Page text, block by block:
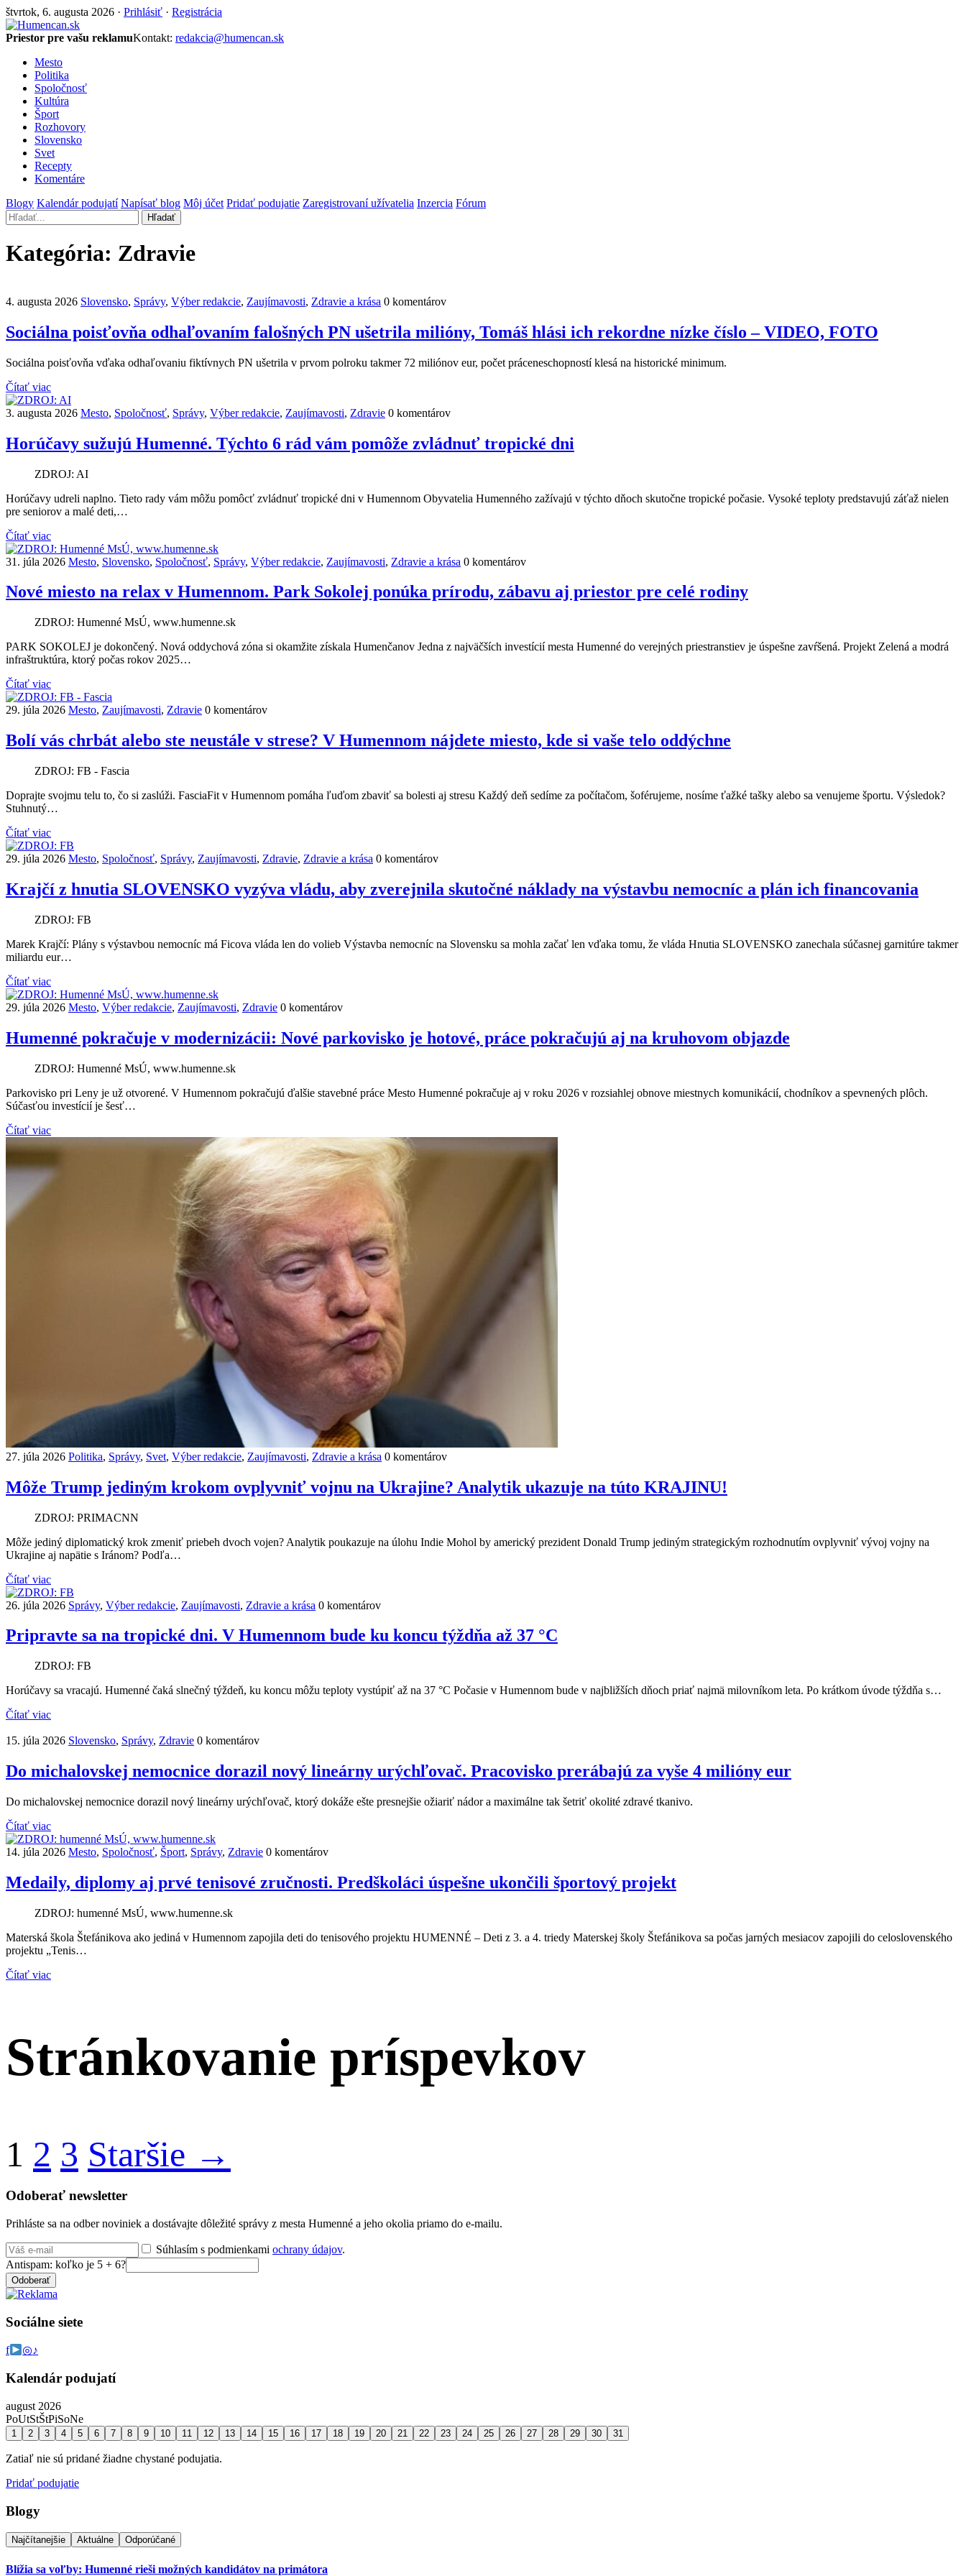
štvrtok, 6. augusta 2026 · Prihlásiť · Registrácia
Priestor pre vašu reklamuKontakt: redakcia@humencan.sk
Mesto
Politika
Spoločnosť
Kultúra
Šport
Rozhovory
Slovensko
Svet
Recepty
Komentáre
Blogy Kalendár podujatí Napísať blog Môj účet Pridať podujatie Zaregistrovaní užívatelia Inzercia Fórum
Hľadať
Kategória: Zdravie
4. augusta 2026 Slovensko, Správy, Výber redakcie, Zaujímavosti, Zdravie a krása 0 komentárov
Sociálna poisťovňa odhaľovaním falošných PN ušetrila milióny, Tomáš hlási ich rekordne nízke číslo – VIDEO, FOTO
Sociálna poisťovňa vďaka odhaľovaniu fiktívnych PN ušetrila v prvom polroku takmer 72 miliónov eur, počet práceneschopností klesá na historické minimum.
Čítať viac
3. augusta 2026 Mesto, Spoločnosť, Správy, Výber redakcie, Zaujímavosti, Zdravie 0 komentárov
Horúčavy sužujú Humenné. Týchto 6 rád vám pomôže zvládnuť tropické dni
ZDROJ: AI
Horúčavy udreli naplno. Tieto rady vám môžu pomôcť zvládnuť tropické dni v Humennom Obyvatelia Humenného zažívajú v týchto dňoch skutočne tropické počasie. Vysoké teploty predstavujú záťaž nielen
pre seniorov a malé deti,…
Čítať viac
31. júla 2026 Mesto, Slovensko, Spoločnosť, Správy, Výber redakcie, Zaujímavosti, Zdravie a krása 0 komentárov
Nové miesto na relax v Humennom. Park Sokolej ponúka prírodu, zábavu aj priestor pre celé rodiny
ZDROJ: Humenné MsÚ, www.humenne.sk
PARK SOKOLEJ je dokončený. Nová oddychová zóna si okamžite získala Humenčanov Jedna z najväčších investícií mesta Humenné do verejných priestranstiev je úspešne zavŕšená. Projekt Zelená a modrá
infraštruktúra, ktorý počas rokov 2025…
Čítať viac
29. júla 2026 Mesto, Zaujímavosti, Zdravie 0 komentárov
Bolí vás chrbát alebo ste neustále v strese? V Humennom nájdete miesto, kde si vaše telo oddýchne
ZDROJ: FB - Fascia
Doprajte svojmu telu to, čo si zaslúži. FasciaFit v Humennom pomáha ľuďom zbaviť sa bolesti aj stresu Každý deň sedíme za počítačom, šoférujeme, nosíme ťažké tašky alebo sa venujeme športu. Výsledok?
Stuhnutý…
Čítať viac
29. júla 2026 Mesto, Spoločnosť, Správy, Zaujímavosti, Zdravie, Zdravie a krása 0 komentárov
Krajčí z hnutia SLOVENSKO vyzýva vládu, aby zverejnila skutočné náklady na výstavbu nemocníc a plán ich financovania
ZDROJ: FB
Marek Krajčí: Plány s výstavbou nemocníc má Ficova vláda len do volieb Výstavba nemocníc na Slovensku sa mohla začať len vďaka tomu, že vláda Hnutia SLOVENSKO zanechala súčasnej garnitúre takmer
miliardu eur…
Čítať viac
29. júla 2026 Mesto, Výber redakcie, Zaujímavosti, Zdravie 0 komentárov
Humenné pokračuje v modernizácii: Nové parkovisko je hotové, práce pokračujú aj na kruhovom objazde
ZDROJ: Humenné MsÚ, www.humenne.sk
Parkovisko pri Leny je už otvorené. V Humennom pokračujú ďalšie stavebné práce Mesto Humenné pokračuje aj v roku 2026 v rozsiahlej obnove miestnych komunikácií, chodníkov a spevnených plôch.
Súčasťou investícií je šesť…
Čítať viac
27. júla 2026 Politika, Správy, Svet, Výber redakcie, Zaujímavosti, Zdravie a krása 0 komentárov
Môže Trump jediným krokom ovplyvniť vojnu na Ukrajine? Analytik ukazuje na túto KRAJINU!
ZDROJ: PRIMACNN
Môže jediný diplomatický krok zmeniť priebeh dvoch vojen? Analytik poukazuje na úlohu Indie Mohol by americký prezident Donald Trump jediným strategickým rozhodnutím ovplyvniť vývoj vojny na
Ukrajine aj napätie s Iránom? Podľa…
Čítať viac
26. júla 2026 Správy, Výber redakcie, Zaujímavosti, Zdravie a krása 0 komentárov
Pripravte sa na tropické dni. V Humennom bude ku koncu týždňa až 37 °C
ZDROJ: FB
Horúčavy sa vracajú. Humenné čaká slnečný týždeň, ku koncu môžu teploty vystúpiť až na 37 °C Počasie v Humennom bude v najbližších dňoch priať najmä milovníkom leta. Po krátkom úvode týždňa s…
Čítať viac
15. júla 2026 Slovensko, Správy, Zdravie 0 komentárov
Do michalovskej nemocnice dorazil nový lineárny urýchľovač. Pracovisko prerábajú za vyše 4 milióny eur
Do michalovskej nemocnice dorazil nový lineárny urýchľovač, ktorý dokáže ešte presnejšie ožiariť nádor a maximálne tak šetriť okolité zdravé tkanivo.
Čítať viac
14. júla 2026 Mesto, Spoločnosť, Šport, Správy, Zdravie 0 komentárov
Medaily, diplomy aj prvé tenisové zručnosti. Predškoláci úspešne ukončili športový projekt
ZDROJ: humenné MsÚ, www.humenne.sk
Materská škola Štefánikova ako jediná v Humennom zapojila deti do tenisového projektu HUMENNÉ – Deti z 3. a 4. triedy Materskej školy Štefánikova sa počas jarných mesiacov zapojili do celoslovenského
projektu „Tenis…
Čítať viac
Stránkovanie príspevkov
1 2 3 Staršie →
Odoberať newsletter
Prihláste sa na odber noviniek a dostávajte dôležité správy z mesta Humenné a jeho okolia priamo do e-mailu.
Súhlasím s podmienkami ochrany údajov.
Antispam: koľko je 5 + 6?
Odoberať
Sociálne siete
f ◎♪
Kalendár podujatí
august 2026
PoUtStŠtPiSoNe
1 2 3 4 5 6 7 8 9 10 11 12 13 14 15 16 17 18 19 20 21 22 23 24 25 26 27 28 29 30 31
Zatiaľ nie sú pridané žiadne chystané podujatia.
Pridať podujatie
Blogy
Najčítanejšie Aktuálne Odporúčané
Blížia sa voľby: Humenné rieši možných kandidátov na primátora